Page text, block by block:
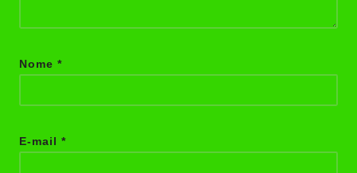
Nome *
E-mail *